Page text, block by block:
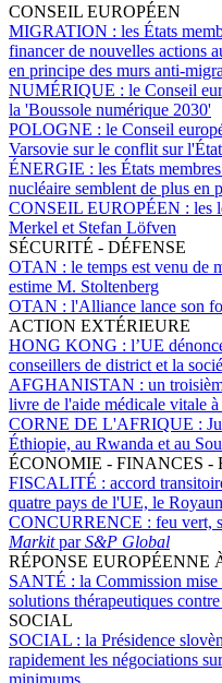
CONSEIL EUROPÉEN
MIGRATION : les États
financer de nouvelles actions
en principe des murs anti-
NUMÉRIQUE : le Conseil
la 'Boussole numérique 2030'
POLOGNE : le Conseil
Varsovie sur le conflit sur
ÉNERGIE : les États
nucléaire semblent de plus en
CONSEIL EUROPÉEN : les
Merkel et Stefan Löfven
SÉCURITÉ - DÉFENSE
OTAN : le temps est venu de
estime M. Stoltenberg
OTAN : l'Alliance lance son
ACTION EXTÉRIEURE
HONG KONG : l’UE
conseillers de district et la
AFGHANISTAN : un
livre de l'aide médicale vitale
CORNE DE L'AFRIQUE :
Éthiopie, au Rwanda et au
ÉCONOMIE - FINANCES -
FISCALITÉ : accord
quatre pays de l'UE, le
CONCURRENCE : feu vert,
MarkitparS&P Global
RÉPONSE EUROPÉENNE
SANTÉ : la Commission
solutions thérapeutiques
SOCIAL
SOCIAL : la Présidence
rapidement les négociations
minimums